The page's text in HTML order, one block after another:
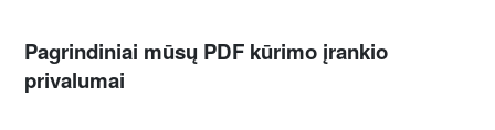
Pagrindiniai mūsų PDF kūrimo įrankio
privalumai